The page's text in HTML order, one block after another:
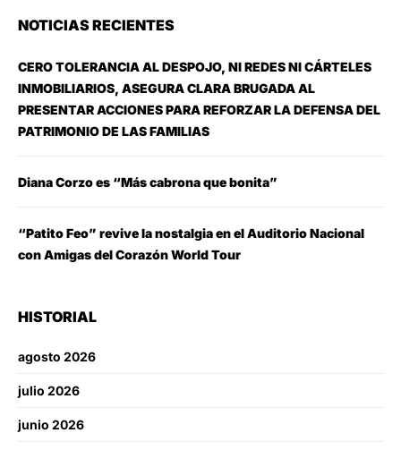
NOTICIAS RECIENTES
CERO TOLERANCIA AL DESPOJO, NI REDES NI CÁRTELES
INMOBILIARIOS, ASEGURA CLARA BRUGADA AL
PRESENTAR ACCIONES PARA REFORZAR LA DEFENSA DEL
PATRIMONIO DE LAS FAMILIAS
Diana Corzo es “Más cabrona que bonita”
“Patito Feo” revive la nostalgia en el Auditorio Nacional
con Amigas del Corazón World Tour
HISTORIAL
agosto 2026
julio 2026
junio 2026